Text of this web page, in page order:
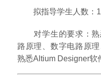
拟指导学生人数：
对学生的要求：熟
路原理、数字电路原
熟悉Altium Designer软